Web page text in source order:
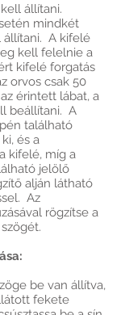
állítani.
mindkét
állítani. A kifelé
kell felelnie a
kifelé forgatás
orvos csak 50
érintett lábat, a
beállítani. A
található
és a
kifelé, míg a
jelölő
alján látható
Az
rögzítse a
be van állítva,
fekete